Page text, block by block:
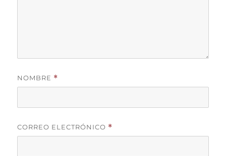
NOMBRE *
CORREO ELECTRÓNICO *